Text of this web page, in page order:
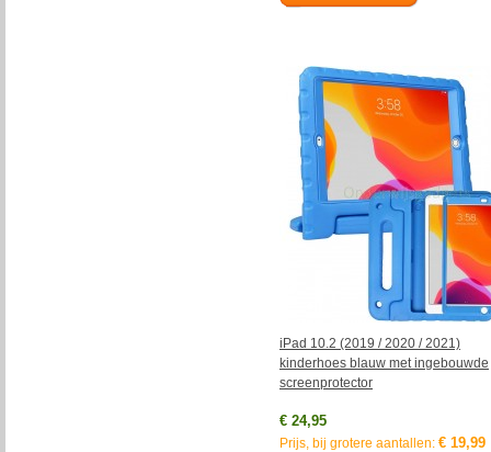
iPad 10.2 (2019 / 2020 / 2021)
kinderhoes blauw met ingebouwde
screenprotector
€ 24,95
Prijs, bij grotere aantallen: € 19,99